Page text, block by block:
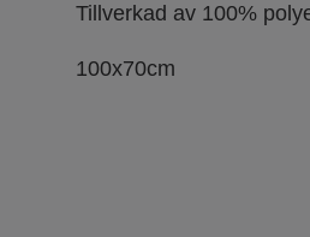
Tillverkad av 100%
100x70cm